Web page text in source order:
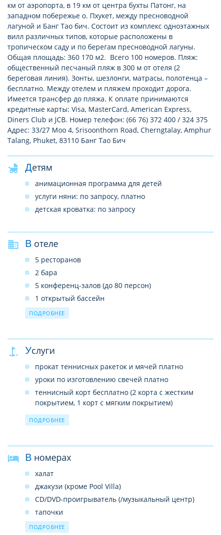
км от аэропорта, в 19 км от центра бухты Патонг, на
западном побережье о. Пхукет, между пресноводной
лагуной и Банг Тао бич. Состоит из комплекс одноэтажных
вилл различных типов, которые расположены в
тропическом саду и по берегам пресноводной лагуны.
Общая площадь: 360 170 м2. Всего 100 номеров. Пляж:
общественный песчаный пляж в 300 м от отеля (2
береговая линия). Зонты, шезлонги, матрасы, полотенца –
бесплатно. Между отелем и пляжем проходит дорога.
Имеется трансфер до пляжа. К оплате принимаются
кредитные карты: Visa, MasterCard, American Express,
Diners Club и JCB. Номер телефон: (66 76) 372 400 / 324 375
Адрес: 33/27 Moo 4, Srisoonthorn Road, Cherngtalay, Amphur
Talang, Phuket, 83110 Банг Тао Бич
Детям
анимационная программа для детей
услуги няни: по запросу, платно
детская кроватка: по запросу
В отеле
5 ресторанов
2 бара
5 конференц-залов (до 80 персон)
1 открытый бассейн
3 теннисных корта
услуги врача (по вызову)
прачечная
беспроводной интернет в лобби (бесплатно)
ПОДРОБНЕЕ
Услуги
прокат теннисных ракеток и мячей платно
уроки по изготовлению свечей платно
теннисный корт бесплатно (2 корта с жестким
покрытием, 1 корт с мягким покрытием)
волейбол на пляже бесплатно
уроки кулинарии платно (тайская кухня)
йога бесплатно
аквааэробика бесплатно
тайский массаж платно
каяки бесплатно
ПОДРОБНЕЕ
В номерах
халат
джакузи (кроме Pool Villa)
CD/DVD-проигрыватель (/музыкальный центр)
тапочки
кухня (в виллах Double)
ПОДРОБНЕЕ